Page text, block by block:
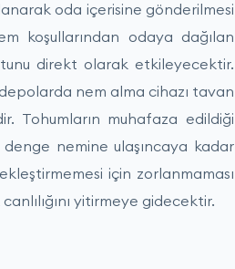
oda içerisine gönderilmesi
koşullarından odaya dağılan
direkt olarak etkileyecektir.
nem alma cihazı tavan
Tohumların muhafaza edildiği
denge nemine ulaşıncaya kadar
için zorlanmaması
yitirmeye gidecektir.